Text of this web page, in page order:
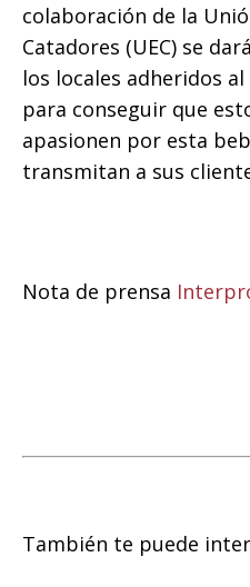
colaboración de la
Catadores (UEC) se
los locales adheridos
para conseguir que
apasionen por esta
transmitan a sus
Nota de prensa
También te puede